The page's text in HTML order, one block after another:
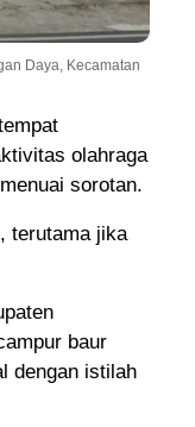
Daya, Kecamatan
olahraga
sorotan.
terutama jika
baur
dengan istilah